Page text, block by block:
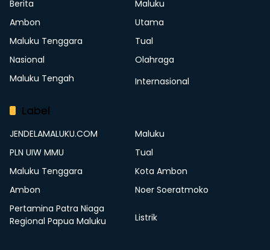
Berita
Maluku
Ambon
Utama
Maluku Tenggara
Tual
Nasional
Olahraga
Maluku Tengah
Internasional
Label
JENDELAMALUKU.COM
Maluku
PLN UIW MMU
Tual
Maluku Tenggara
Kota Ambon
Ambon
Noer Soeratmoko
Pertamina Patra Niaga
Regional Papua Maluku
Listrik